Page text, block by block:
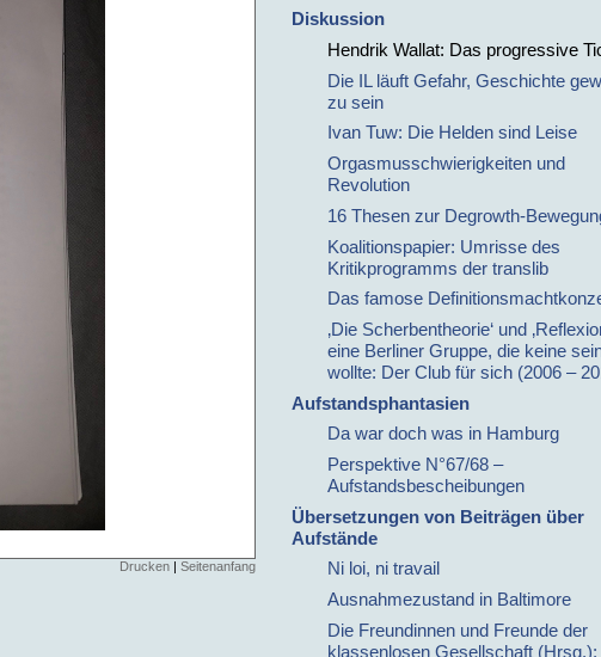
Drucken | Seitenanfang
Diskussion
Hendrik Wallat: Das progressive
Die IL läuft Gefahr, Geschichte
zu sein
Ivan Tuw: Die Helden sind Leise
Orgasmusschwierigkeiten und
Revolution
16 Thesen zur Degrowth-
Koalitionspapier: Umrisse des
Kritikprogramms der translib
Das famose
‚Die Scherbentheorie‘ und
eine Berliner Gruppe, die keine
wollte: Der Club für sich (2006 –
Aufstandsphantasien
Da war doch was in Hamburg
Perspektive N°67/68 –
Aufstandsbescheibungen
Übersetzungen von Beiträgen über
Aufstände
Ni loi, ni travail
Ausnahmezustand in Baltimore
Die Freundinnen und Freunde der
klassenlosen Gesellschaft (Hrsg.):